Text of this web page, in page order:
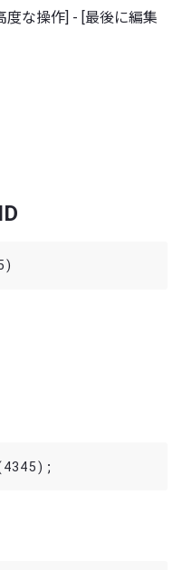
度な操作] - [最後に編集